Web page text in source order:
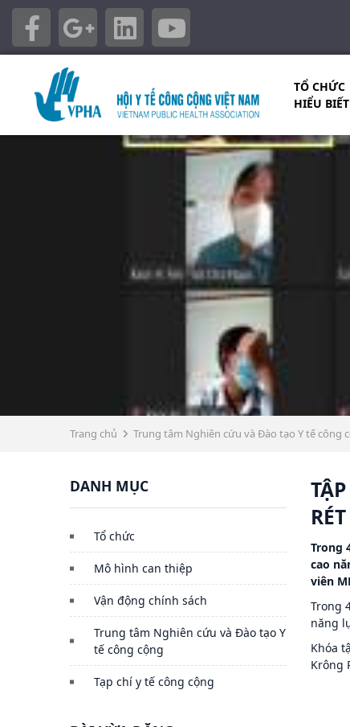
TỔ CHỨC
HIỂU
Trang chủ Trung tâm Nghiên cứu và Đào tạo Y tế công
DANH MỤC
Tổ chức
Mô hình can thiệp
Vận động chính sách
Trung tâm Nghiên cứu và Đào tạo Y
tế công cộng
Tạp chí y tế công cộng
Trong
cao
viên
Trong
năng
Khóa
Krông